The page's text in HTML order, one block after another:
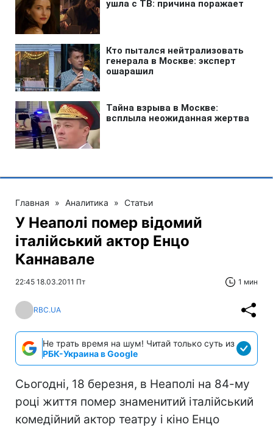
Главная » Аналитика » Статьи
У Неаполі помер відомий
італійський актор Енцо
Каннавале
22:45 18.03.2011 Пт 1 мин
RBC.UA
Не трать время на шум! Читай только суть из
РБК-Украина в Google
Сьогодні, 18 березня, в Неаполі на 84-му
році життя помер знаменитий італійський
комедійний актор театру і кіно Енцо